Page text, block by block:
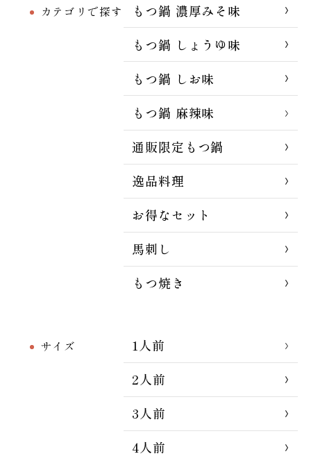
カテゴリで探す
もつ鍋 濃厚みそ味
もつ鍋 しょうゆ味
もつ鍋 しお味
もつ鍋 麻辣味
通販限定もつ鍋
逸品料理
お得なセット
馬刺し
もつ焼き
サイズ
1人前
2人前
3人前
4人前